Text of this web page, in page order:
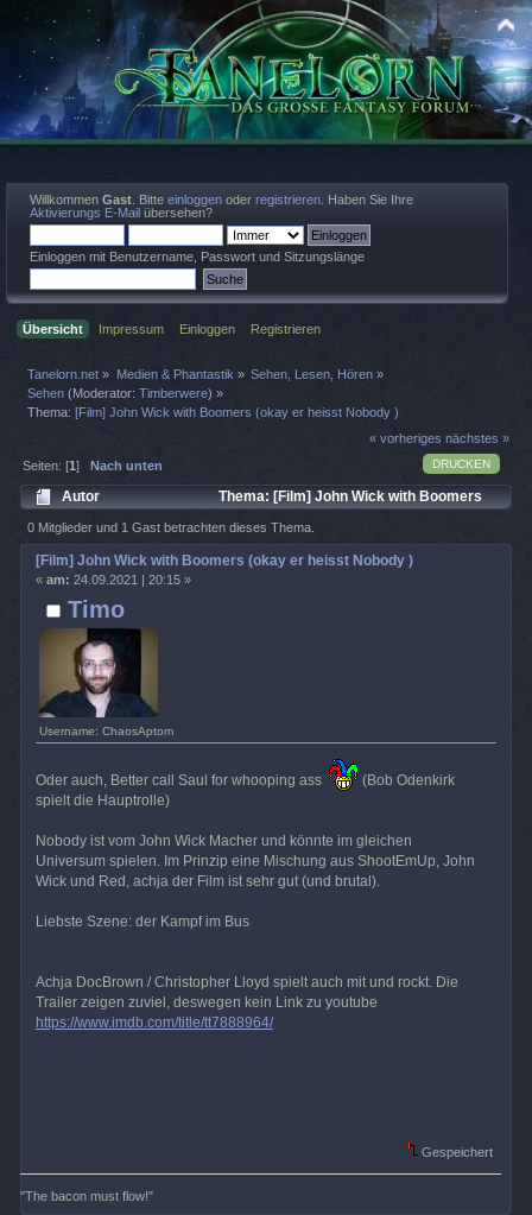
Willkommen Gast . Bitte einloggen oder registrieren . Haben Sie Ihre
Aktivierungs E-Mail übersehen?
Einloggen mit Benutzername, Passwort und Sitzungslänge
Übersicht Impressum Einloggen Registrieren
Tanelorn.net » Medien & Phantastik » Sehen, Lesen, Hören »
Sehen (Moderator:Timberwere) »
Thema:[Film] John Wick with Boomers (okay er heisst Nobody )
« vorheriges nächstes »
DRUCKEN
Seiten: [1]Nach unten
Autor
Thema: [Film] John Wick with Boomers
(okay er heisst Nobody ) (Gelesen 1082 mal)
0 Mitglieder und 1 Gast betrachten dieses Thema.
Timo
Username: ChaosAptom
[Film] John Wick with Boomers (okay er heisst Nobody )
« am: 24.09.2021 | 20:15 »
Oder auch, Better call Saul for whooping ass
(Bob Odenkirk
spielt die Hauptrolle)
Nobody ist vom John Wick Macher und könnte im gleichen
Universum spielen. Im Prinzip eine Mischung aus ShootEmUp, John
Wick und Red, achja der Film ist sehr gut (und brutal).
Liebste Szene: der Kampf im Bus
Achja DocBrown / Christopher Lloyd spielt auch mit und rockt. Die
Trailer zeigen zuviel, deswegen kein Link zu youtube
https://www.imdb.com/title/tt7888964/
Gespeichert
"The bacon must flow!"